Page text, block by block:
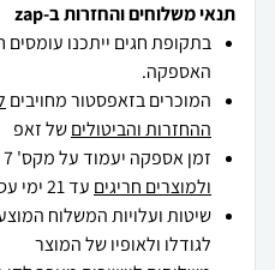
תנאי משלוחים והחזרות ב-zap
בתקופת חגים ייתכנו עומסים
האספקה.
המוכרים בזאפסטור מחויבים
ההחזרות והביטוליםשל זאפ
זמן אספקה יעמוד על מקס' 7 ימי עסקים מיום הזמנה,
ולמוצרים חריגים עד 21 ימי עסקים .
שיטות ועלויות המשלוח
לגודלו ולאופיו של המוצר